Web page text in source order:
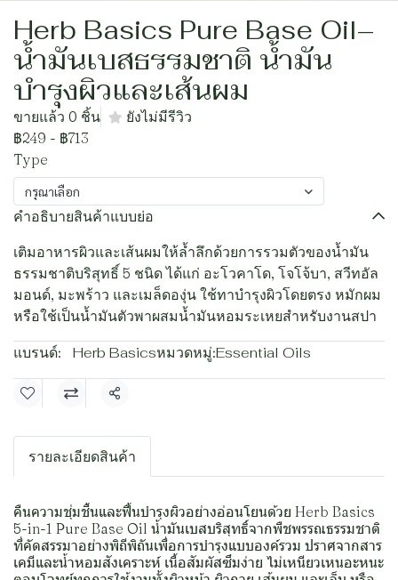
Herb Basics Pure Base Oil–
น้ำมันเบสธรรมชาติ น้ำมัน
บำรุงผิวและเส้นผม
ขายแล้ว 0 ชิ้น
ยังไม่มีรีวิว
฿249 - ฿713
Type
กรุณาเลือก
คำอธิบายสินค้าแบบย่อ
เติมอาหารผิวและเส้นผมให้ล้ำลึกด้วยการรวมตัวของน้ำมัน
ธรรมชาติบริสุทธิ์ 5 ชนิด ได้แก่ อะโวคาโด, โจโจ้บา, สวีทอัล
มอนด์, มะพร้าว และเมล็ดองุ่น ใช้ทาบำรุงผิวโดยตรง หมักผม
หรือใช้เป็นน้ำมันตัวพาผสมน้ำมันหอมระเหยสำหรับงานสปา
แบรนด์: Herb Basicsหมวดหมู่:Essential Oils
แชร์
รายละเอียดสินค้า
คืนความชุ่มชื้นและฟื้นบำรุงผิวอย่างอ่อนโยนด้วย Herb Basics
5-in-1 Pure Base Oil น้ำมันเบสบริสุทธิ์จากพืชพรรณธรรมชาติ
ที่คัดสรรมาอย่างพิถีพิถันเพื่อการบำรุงแบบองค์รวม ปราศจากสาร
เคมีและน้ำหอมสังเคราะห์ เนื้อสัมผัสซึมง่าย ไม่เหนียวเหนอะหนะ